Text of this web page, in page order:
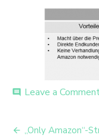
comment Leave a
Beitrags-
„Only Amazon“-